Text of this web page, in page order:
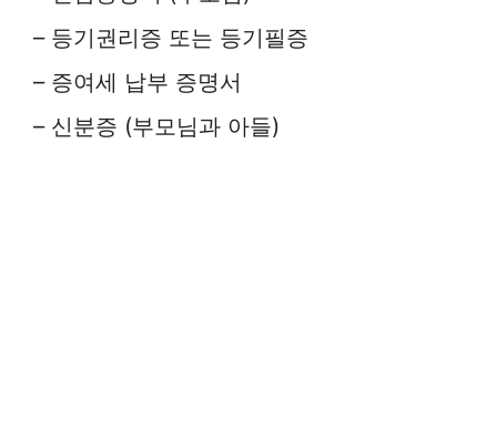
– 등기권리증 또는 등기필증
– 증여세 납부 증명서
– 신분증 (부모님과 아들)